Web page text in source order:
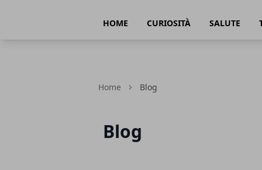
HOME CURIOSITÀ SALUTE
Home Blog
Blog